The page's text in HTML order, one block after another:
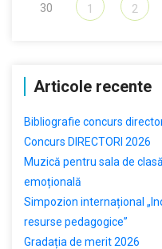
30 1 2
Articole recente
Bibliografie concurs
Concurs DIRECTORI 2026
Muzică pentru sala de
emoțională
Simpozion internațional
resurse pedagogice”
Gradația de merit 2026